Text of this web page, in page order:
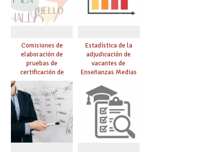
Comisiones de
elaboración de
pruebas de
certificación de
competencia
lingüística: publicada
resolución definitiva
Estadística de la
adjudicación de
vacantes de
Enseñanzas Medias